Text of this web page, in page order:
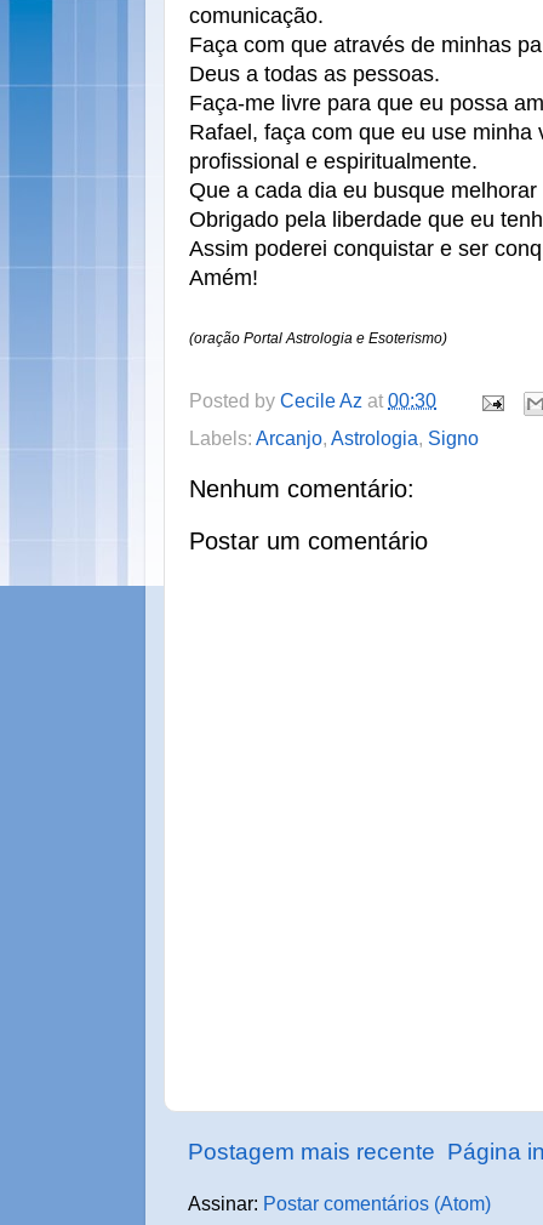
comunicação.
Faça com que através de minhas
Deus a todas as pessoas.
Faça-me livre para que eu possa
Rafael, faça com que eu use minha
profissional e espiritualmente.
Que a cada dia eu busque
Obrigado pela liberdade que eu
Assim poderei conquistar e ser
Amém!
(oração Portal Astrologia e Esoterismo)
Posted by Cecile Az at 00:30
Labels: Arcanjo, Astrologia, Signo
Nenhum comentário:
Postar um comentário
Postagem mais recente Página
Assinar: Postar comentários (Atom)